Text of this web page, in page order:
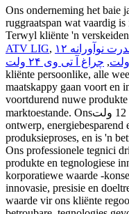
Ons onderneming het baie
ruggraatspan wat vaardig
Terwyl kliënte 'n
ATV LIG, قدرت نوآورانه ۱۲
ولت, چراغ آ تی وی ۲۴ ولت
kliënte persoonlike, alle
maatskappy gaan voort en
voortdurend nuwe
marktoestande. Onsمحصولات برق ولتاژ پایین 12 ولت dc is goed
ontwerp,
produksieproses, en is 'n
Ons professionele tegnici
produkte en tegnologiese
korporatiewe waarde -
innovasie, presisie en
waarde vir ons kliënte